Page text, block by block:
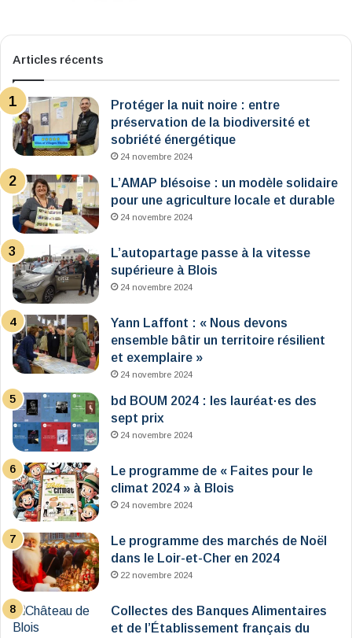
Articles récents
Protéger la nuit noire : entre
préservation de la biodiversité et
sobriété énergétique
24 novembre 2024
L’AMAP blésoise : un modèle solidaire
pour une agriculture locale et durable
24 novembre 2024
L’autopartage passe à la vitesse
supérieure à Blois
24 novembre 2024
Yann Laffont : « Nous devons
ensemble bâtir un territoire résilient
et exemplaire »
24 novembre 2024
bd BOUM 2024 : les lauréat·es des
sept prix
24 novembre 2024
Le programme de « Faites pour le
climat 2024 » à Blois
24 novembre 2024
Le programme des marchés de Noël
dans le Loir-et-Cher en 2024
22 novembre 2024
Collectes des Banques Alimentaires
et de l’Établissement français du